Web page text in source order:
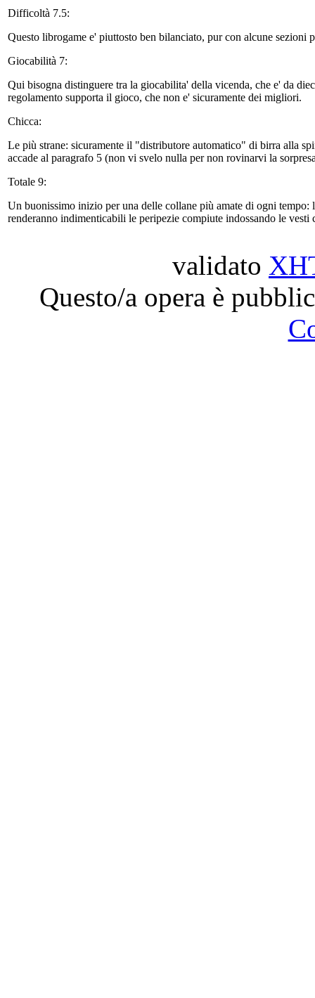
Difficoltà 7.5:
Questo librogame e' piuttosto ben bilanciato, pur con alcune sezioni
Giocabilità 7:
Qui bisogna distinguere tra la giocabilita' della vicenda, che e' da
regolamento supporta il gioco, che non e' sicuramente dei migliori.
Chicca:
Le più strane: sicuramente il "distributore automatico" di birra alla
accade al paragrafo 5 (non vi svelo nulla per non rovinarvi la
Totale 9:
Un buonissimo inizio per una delle collane più amate di ogni
renderanno indimenticabili le peripezie compiute indossando le
validato
Questo/a opera è